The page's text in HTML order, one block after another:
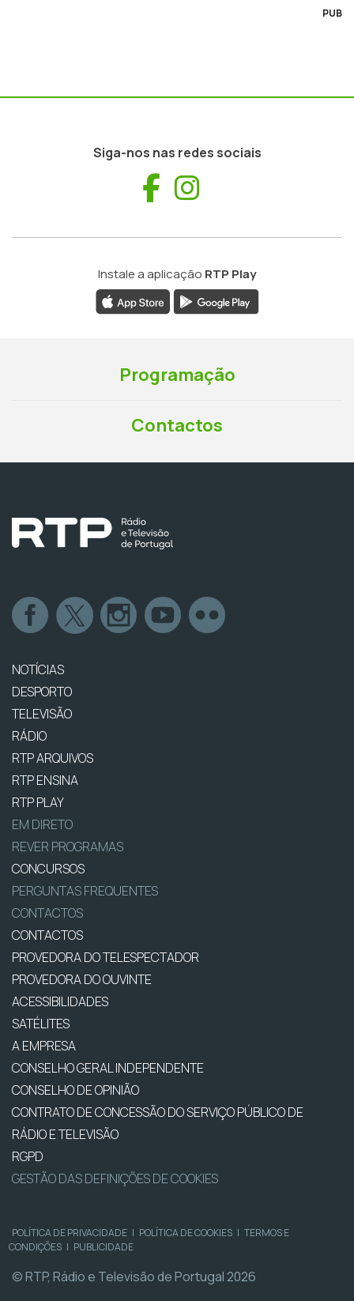
PUB
Siga-nos nas redes sociais
Facebook
Instale a aplicação RTP Play
Programação
Contactos
NOTÍCIAS
DESPORTO
TELEVISÃO
RÁDIO
RTP ARQUIVOS
RTP ENSINA
RTP PLAY
EM DIRETO
REVER PROGRAMAS
CONCURSOS
PERGUNTAS FREQUENTES
CONTACTOS
CONTACTOS
PROVEDORA DO TELESPECTADOR
PROVEDORA DO OUVINTE
ACESSIBILIDADES
SATÉLITES
A EMPRESA
CONSELHO GERAL INDEPENDENTE
CONSELHO DE OPINIÃO
CONTRATO DE CONCESSÃO DO SERVIÇO PÚBLICO DE
RÁDIO E TELEVISÃO
RGPD
GESTÃO DAS DEFINIÇÕES DE COOKIES
POLÍTICA DE PRIVACIDADE | POLÍTICA DE COOKIES | TERMOS E
CONDIÇÕES | PUBLICIDADE
© RTP, Rádio e Televisão de Portugal 2026